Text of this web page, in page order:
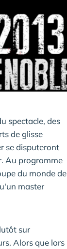
spectacle, des
de glisse
se disputeront
Au programme
du monde de
master
sur
Alors que lors